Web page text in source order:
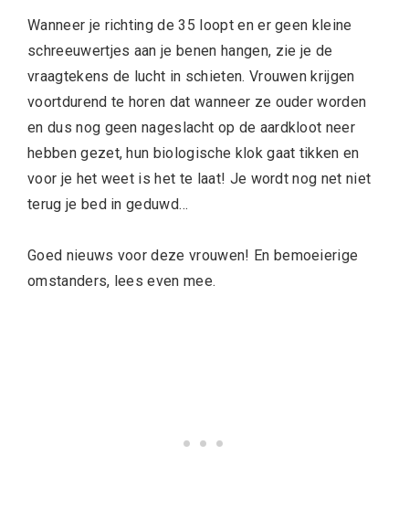
Wanneer je richting de 35 loopt en er geen kleine
schreeuwertjes aan je benen hangen, zie je de
vraagtekens de lucht in schieten. Vrouwen krijgen
voortdurend te horen dat wanneer ze ouder worden
en dus nog geen nageslacht op de aardkloot neer
hebben gezet, hun biologische klok gaat tikken en
voor je het weet is het te laat! Je wordt nog net niet
terug je bed in geduwd…
Goed nieuws voor deze vrouwen! En bemoeierige
omstanders, lees even mee.